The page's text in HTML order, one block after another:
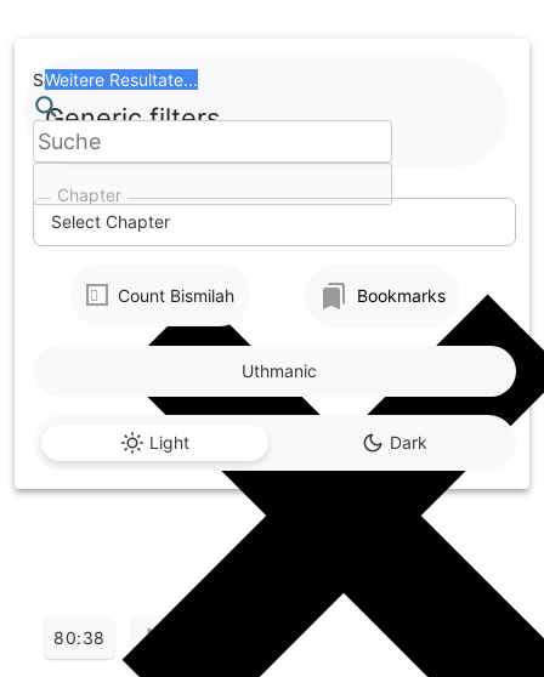
to
content
Chapter
Select Chapter
Search
Weitere Resultate...
Generic filters
Count Bismilah Bookmarks
Light Dark
Uthmanic
80:38